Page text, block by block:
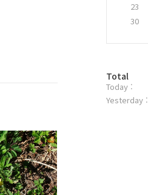
23
30
방
문
자
Total
Today :
Yesterday :